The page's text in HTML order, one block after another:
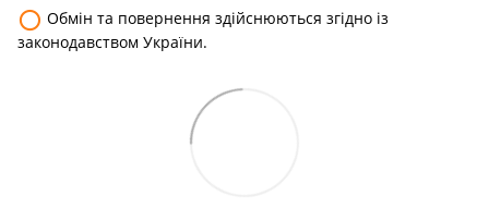
⚪ Обмін та повернення здійснюються згідно із
законодавством України.